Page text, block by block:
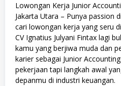
Lowongan Kerja Junior
Jakarta Utara – Punya passion
cari lowongan kerja yang seru
CV Ignatius Julyani Fintax lagi
kamu yang berjiwa muda dan
karier sebagai Junior
pekerjaan tapi langkah awal
depanmu di industri keuangan.